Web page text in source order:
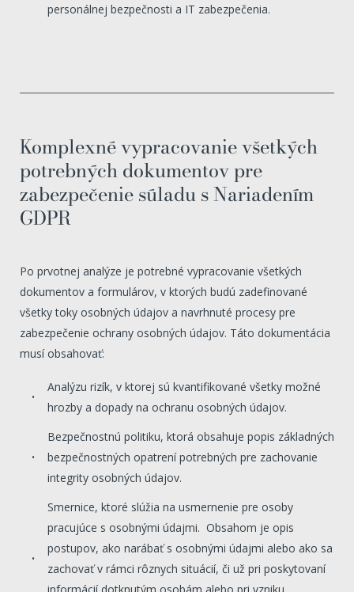
personálnej bezpečnosti a IT zabezpečenia.
Komplexné vypracovanie všetkých
potrebných dokumentov pre
zabezpečenie súladu s Nariadením
GDPR
Po prvotnej analýze je potrebné vypracovanie všetkých
dokumentov a formulárov, v ktorých budú zadefinované
všetky toky osobných údajov a navrhnuté procesy pre
zabezpečenie ochrany osobných údajov. Táto dokumentácia
musí obsahovať:
Analýzu rizík, v ktorej sú kvantifikované všetky možné
hrozby a dopady na ochranu osobných údajov.
Bezpečnostnú politiku, ktorá obsahuje popis základných
bezpečnostných opatrení potrebných pre zachovanie
integrity osobných údajov.
Smernice, ktoré slúžia na usmernenie pre osoby
pracujúce s osobnými údajmi. Obsahom je opis
postupov, ako narábať s osobnými údajmi alebo ako sa
zachovať v rámci rôznych situácií, či už pri poskytovaní